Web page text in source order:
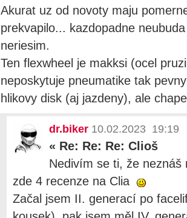
Akurat uz od novoty maju
prekvapilo... kazdopadne
neriesim.
Ten flexwheel je makksi (ocel
neposkytuje pneumatike tak
hlikovy disk (aj jazdeny), ale
dr.biker 10.02.2023 19:19
« Re: Re: Re: Clioš
Nedivím se ti, že
zde 4 recenze na Clia
Začal jsem II. generací po